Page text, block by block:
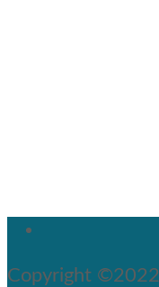
Copyright